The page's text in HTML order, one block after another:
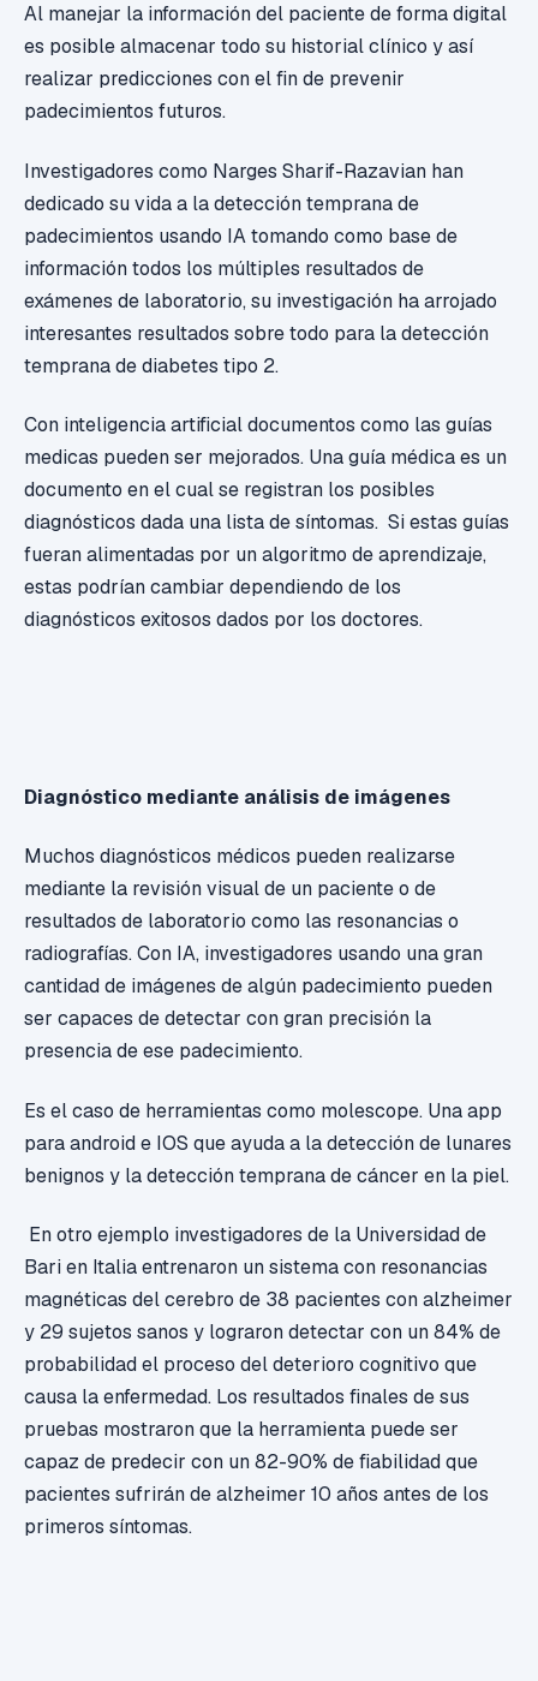
Al manejar la información del paciente de forma digital
es posible almacenar todo su historial clínico y así
realizar predicciones con el fin de prevenir
padecimientos futuros.
Investigadores como Narges Sharif-Razavian han
dedicado su vida a la detección temprana de
padecimientos usando IA tomando como base de
información todos los múltiples resultados de
exámenes de laboratorio, su investigación ha arrojado
interesantes resultados sobre todo para la detección
temprana de diabetes tipo 2.
Con inteligencia artificial documentos como las guías
medicas pueden ser mejorados. Una guía médica es un
documento en el cual se registran los posibles
diagnósticos dada una lista de síntomas. Si estas guías
fueran alimentadas por un algoritmo de aprendizaje,
estas podrían cambiar dependiendo de los
diagnósticos exitosos dados por los doctores.
Diagnóstico mediante análisis de imágenes
Muchos diagnósticos médicos pueden realizarse
mediante la revisión visual de un paciente o de
resultados de laboratorio como las resonancias o
radiografías. Con IA, investigadores usando una gran
cantidad de imágenes de algún padecimiento pueden
ser capaces de detectar con gran precisión la
presencia de ese padecimiento.
Es el caso de herramientas como molescope. Una app
para android e IOS que ayuda a la detección de lunares
benignos y la detección temprana de cáncer en la piel.
En otro ejemplo investigadores de la Universidad de
Bari en Italia entrenaron un sistema con resonancias
magnéticas del cerebro de 38 pacientes con alzheimer
y 29 sujetos sanos y lograron detectar con un 84% de
probabilidad el proceso del deterioro cognitivo que
causa la enfermedad. Los resultados finales de sus
pruebas mostraron que la herramienta puede ser
capaz de predecir con un 82-90% de fiabilidad que
pacientes sufrirán de alzheimer 10 años antes de los
primeros síntomas.